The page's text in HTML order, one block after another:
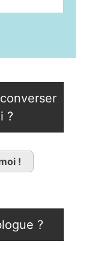
?
!
?